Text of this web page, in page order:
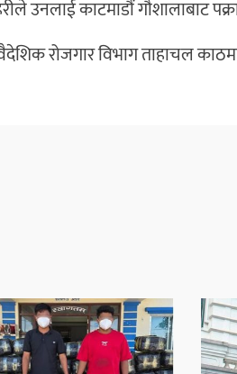
उनलाई काटमाडौं गौशालाबाट
रोजगार विभाग ताहाचल